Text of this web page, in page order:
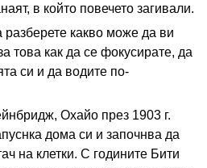
в който повечето загивали.
разберете какво може да ви
това как да се фокусирате, да
си и да водите по-
Охайо през 1903 г.
дома си и започнва да
на клетки. С годините Бити